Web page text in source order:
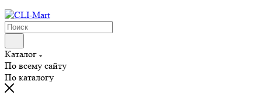
Каталог
По всему сайту
По каталогу